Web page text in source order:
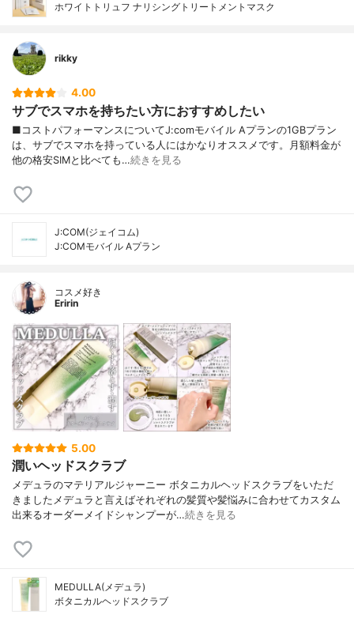
ホワイトトリュフ ナリシングトリートメントマスク
rikky
4.00
サブでスマホを持ちたい方におすすめしたい
■コストパフォーマンスについてJ:comモバイル Aプランの1GBプラン
は、サブでスマホを持っている人にはかなりオススメです。月額料金が
他の格安SIMと比べても…続きを見る
J:COM(ジェイコム)
J:COMモバイル Aプラン
コスメ好き
Eririn
5.00
潤いヘッドスクラブ
メデュラのマテリアルジャーニー ボタニカルヘッドスクラブをいただ
きましたメデュラと言えばそれぞれの髪質や髪悩みに合わせてカスタム
出来るオーダーメイドシャンプーが…続きを見る
MEDULLA(メデュラ)
ボタニカルヘッドスクラブ